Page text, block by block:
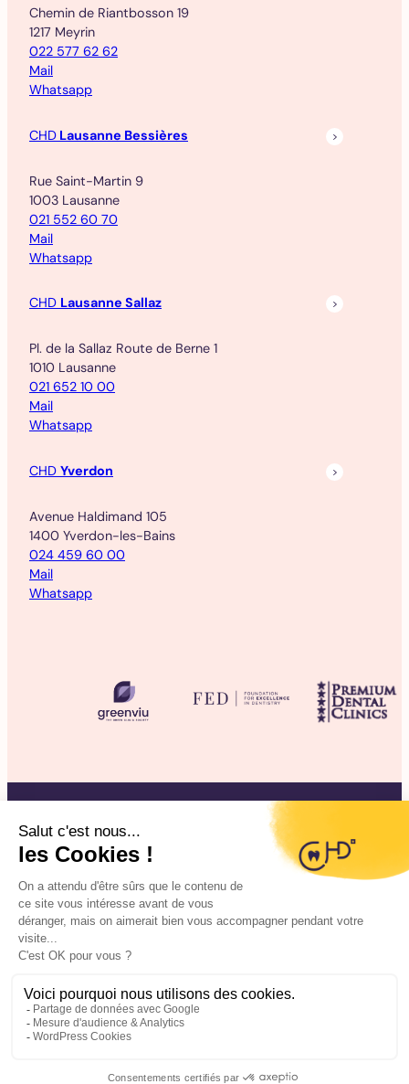
Chemin de Riantbosson 19
1217 Meyrin
022 577 62 62
Mail
Whatsapp
CHD Lausanne Bessières
Rue Saint-Martin 9
1003 Lausanne
021 552 60 70
Mail
Whatsapp
CHD Lausanne Sallaz
Pl. de la Sallaz Route de Berne 1
1010 Lausanne
021 652 10 00
Mail
Whatsapp
CHD Yverdon
Avenue Haldimand 105
1400 Yverdon-les-Bains
024 459 60 00
Mail
Whatsapp
©2025 CHD Clinique d’Hygiène Dentaire